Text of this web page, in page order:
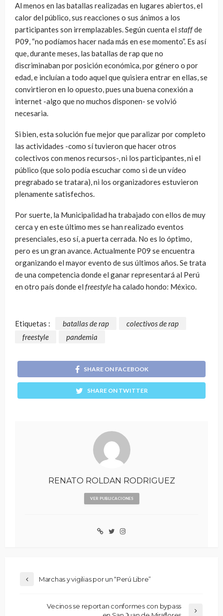
Al menos en las batallas realizadas en lugares abiertos, el
calor del público, sus reacciones o sus ánimos a los
participantes son irremplazables. Según cuenta el staffde
P09, “no podíamos hacer nada más en ese momento”. Es así
que, durante meses, las batallas de rap que no
discriminaban por posición económica, por género o por
edad, e incluían a todo aquel que quisiera entrar en ellas, se
convirtieron en lo opuesto, pues una buena conexión a
internet -algo que no muchos disponen- se volvió
necesaria.
Si bien, esta solución fue mejor que paralizar por completo
las actividades -como sí tuvieron que hacer otros
colectivos con menos recursos-, ni los participantes, ni el
público (que solo podía escuchar como si de un vídeo
pregrabado se tratara), ni los organizadores estuvieron
plenamente satisfechos.
Por suerte, la Municipalidad ha trabajado con ellos de muy
cerca y en este último mes se han realizado eventos
presenciales, eso sí, a puerta cerrada. No es lo óptimo,
pero es un gran avance. Actualmente P09 se encuentra
organizando el mayor evento de sus últimos años. Se trata
de una competencia donde el ganar representará al Perú
en otro país donde el freestyleha calado hondo: México.
Etiquetas : batallas de rap
colectivos de rap
freestyle
pandemia
SHARE ON FACEBOOK
SHARE ON TWITTER
RENATO ROLDAN RODRIGUEZ
VER PUBLICACIONES
Marchas y vigilias por un “Perú Libre”
Vecinos se reportan conformes con bypass